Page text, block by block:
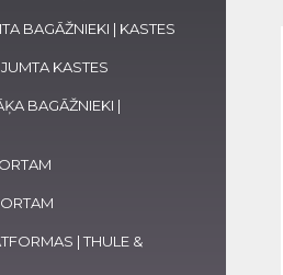
BAGĀŽNIEKI | KASTES
KASTES
BAGĀŽNIEKI |
| THULE &